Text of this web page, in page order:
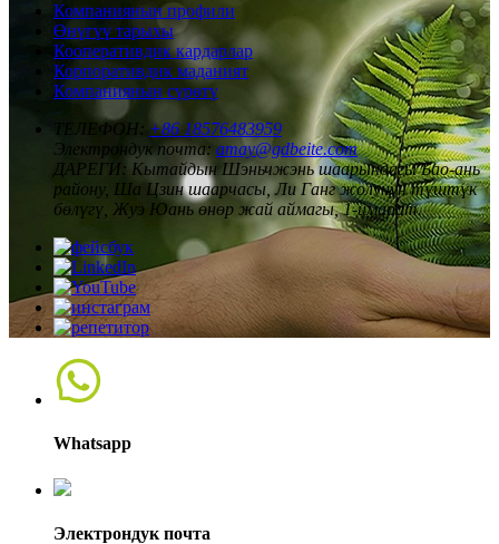
Компаниянын профили
Өнүгүү тарыхы
Кооперативдик кардарлар
Корпоративдик маданият
Компаниянын сүрөтү
ТЕЛЕФОН: +86 18576483959
Электрондук почта: amay@gdbeite.com
ДАРЕГИ: Кытайдын Шэньчжэнь шаарындагы Бао-ань
району, Ша Цзин шаарчасы, Ли Ганг жолунун түштүк
бөлүгү, Жуэ Юань өнөр жай аймагы, 1-имарат.
Whatsapp
Электрондук почта